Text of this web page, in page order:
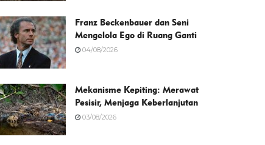
Franz Beckenbauer dan Seni
Mengelola Ego di Ruang Ganti
04/08/2026
Mekanisme Kepiting: Merawat
Pesisir, Menjaga Keberlanjutan
03/08/2026